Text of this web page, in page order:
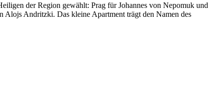
der Region gewählt: Prag für Johannes von Nepomuk und
Andritzki. Das kleine Apartment trägt den Namen des